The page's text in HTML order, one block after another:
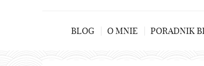
BLOG O MNIE PORADNIK